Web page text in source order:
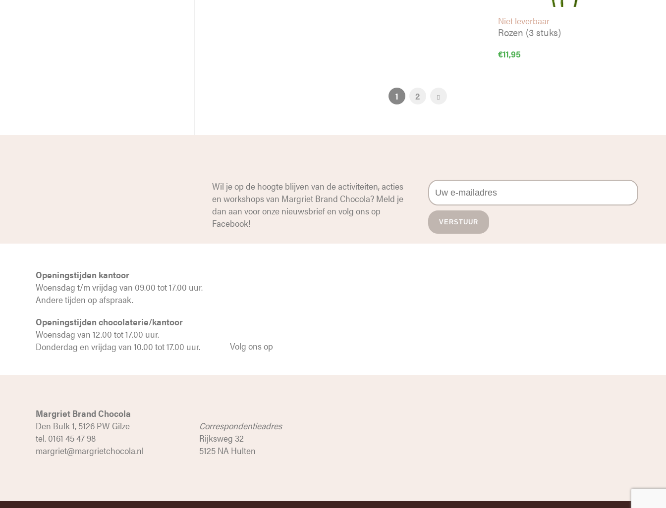
Niet leverbaar
Rozen (3 stuks)
€11,95
1 2
Wil je op de hoogte blijven van de activiteiten, acties
en workshops van Margriet Brand Chocola? Meld je
dan aan voor onze nieuwsbrief en volg ons op
Facebook!
Openingstijden kantoor
Woensdag t/m vrijdag van 09.00 tot 17.00 uur.
Andere tijden op afspraak.
Openingstijden chocolaterie/kantoor
Woensdag van 12.00 tot 17.00 uur.
Donderdag en vrijdag van 10.00 tot 17.00 uur.
Volg ons op
Margriet Brand Chocola
Den Bulk 1, 5126 PW Gilze
tel. 0161 45 47 98
margriet@margrietchocola.nl
Correspondentieadres
Rijksweg 32
5125 NA Hulten